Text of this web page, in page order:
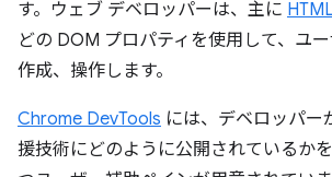
す。ウェブ デベロッパーは、主に
どの DOM プロパティを使用して、ユ
作成、操作します。
Chrome DevTools には、デベロッパー
援技術にどのように公開されているか